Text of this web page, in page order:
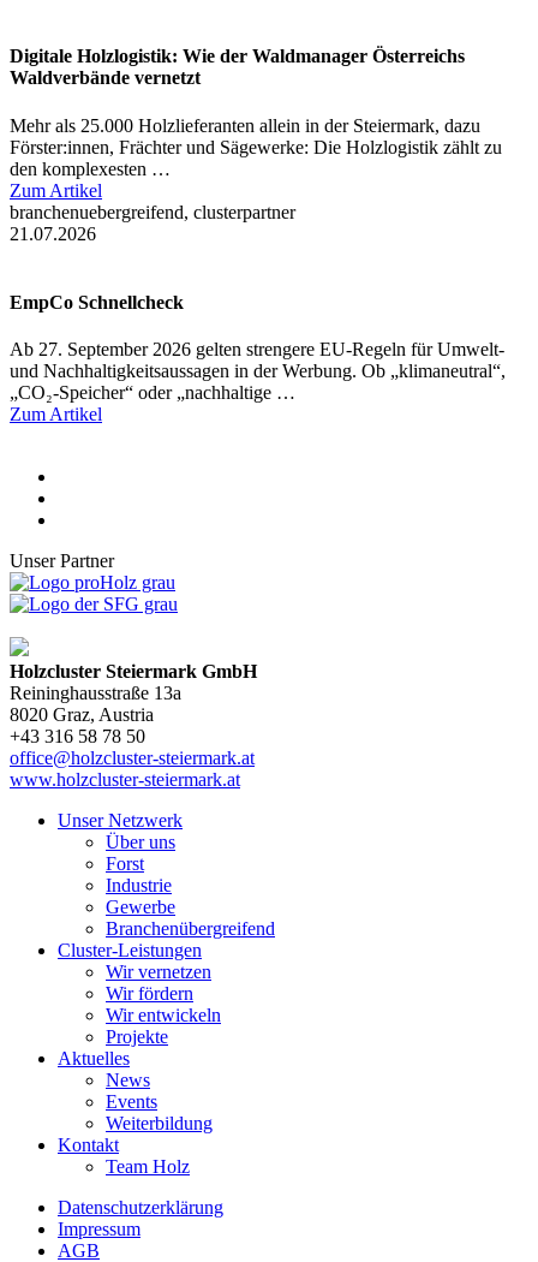
Digitale Holzlogistik: Wie der Waldmanager Österreichs
Waldverbände vernetzt
Mehr als 25.000 Holzlieferanten allein in der Steiermark, dazu
Förster:innen, Frächter und Sägewerke: Die Holzlogistik zählt zu
den komplexesten …
Zum Artikel
branchenuebergreifend, clusterpartner
21.07.2026
EmpCo Schnellcheck
Ab 27. September 2026 gelten strengere EU-Regeln für Umwelt-
und Nachhaltigkeitsaussagen in der Werbung. Ob „klimaneutral“,
„CO₂-Speicher“ oder „nachhaltige …
Zum Artikel
Unser Partner
Holzcluster Steiermark GmbH
Reininghausstraße 13a
8020 Graz, Austria
+43 316 58 78 50
office@holzcluster-steiermark.at
www.holzcluster-steiermark.at
Unser Netzwerk
Über uns
Forst
Industrie
Gewerbe
Branchenübergreifend
Cluster-Leistungen
Wir vernetzen
Wir fördern
Wir entwickeln
Projekte
Aktuelles
News
Events
Weiterbildung
Kontakt
Team Holz
Datenschutzerklärung
Impressum
AGB